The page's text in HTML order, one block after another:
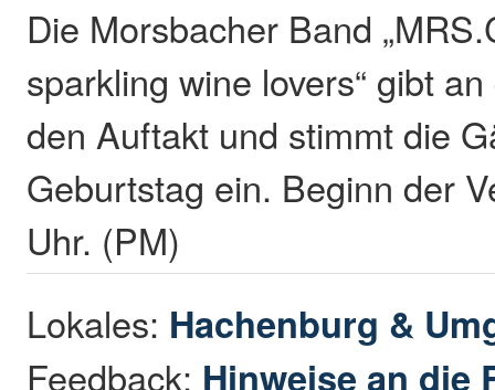
Die Morsbacher Band
sparkling wine lovers“ gibt
den Auftakt und stimmt die
Geburtstag ein. Beginn der
Uhr. (PM)
Lokales: Hachenburg &
Feedback: Hinweise an die